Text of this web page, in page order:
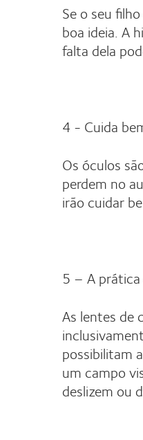
Se o seu
boa ideia. A
falta dela
4 - Cuida
Os óculos
perdem no
irão cuidar
5 – A
As lentes de
possibilitam
um campo
deslizem ou